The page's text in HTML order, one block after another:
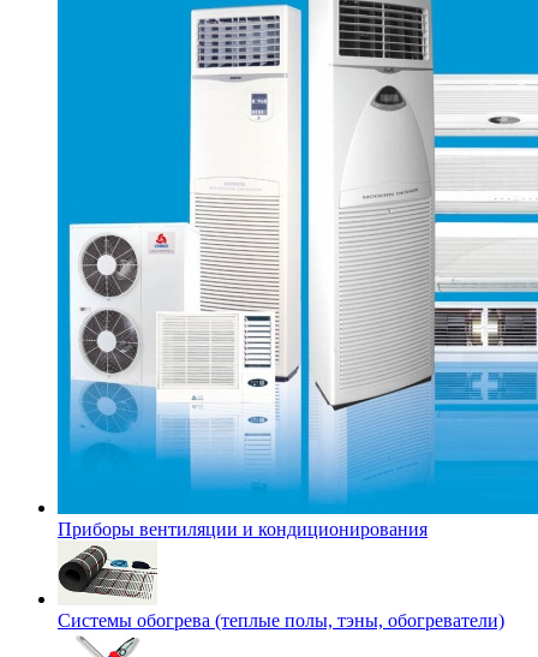
Приборы вентиляции и кондиционирования
Системы обогрева (теплые полы, тэны, обогреватели)